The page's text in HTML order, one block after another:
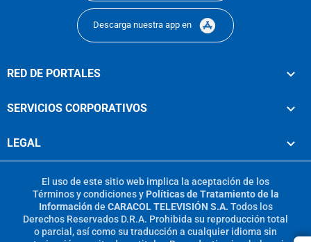
Descarga nuestra app en
RED DE PORTALES
SERVICIOS CORPORATIVOS
LEGAL
El uso de este sitio web implica la aceptación de los
Términos y condicionesy Políticas de Tratamiento de la
Información de CARACOL TELEVISIÓN S.A. Todos los
Derechos Reservados D.R.A. Prohibida su reproducción total
o parcial, así como su traducción a cualquier idioma sin